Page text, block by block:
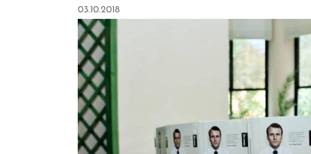
03.10.2018